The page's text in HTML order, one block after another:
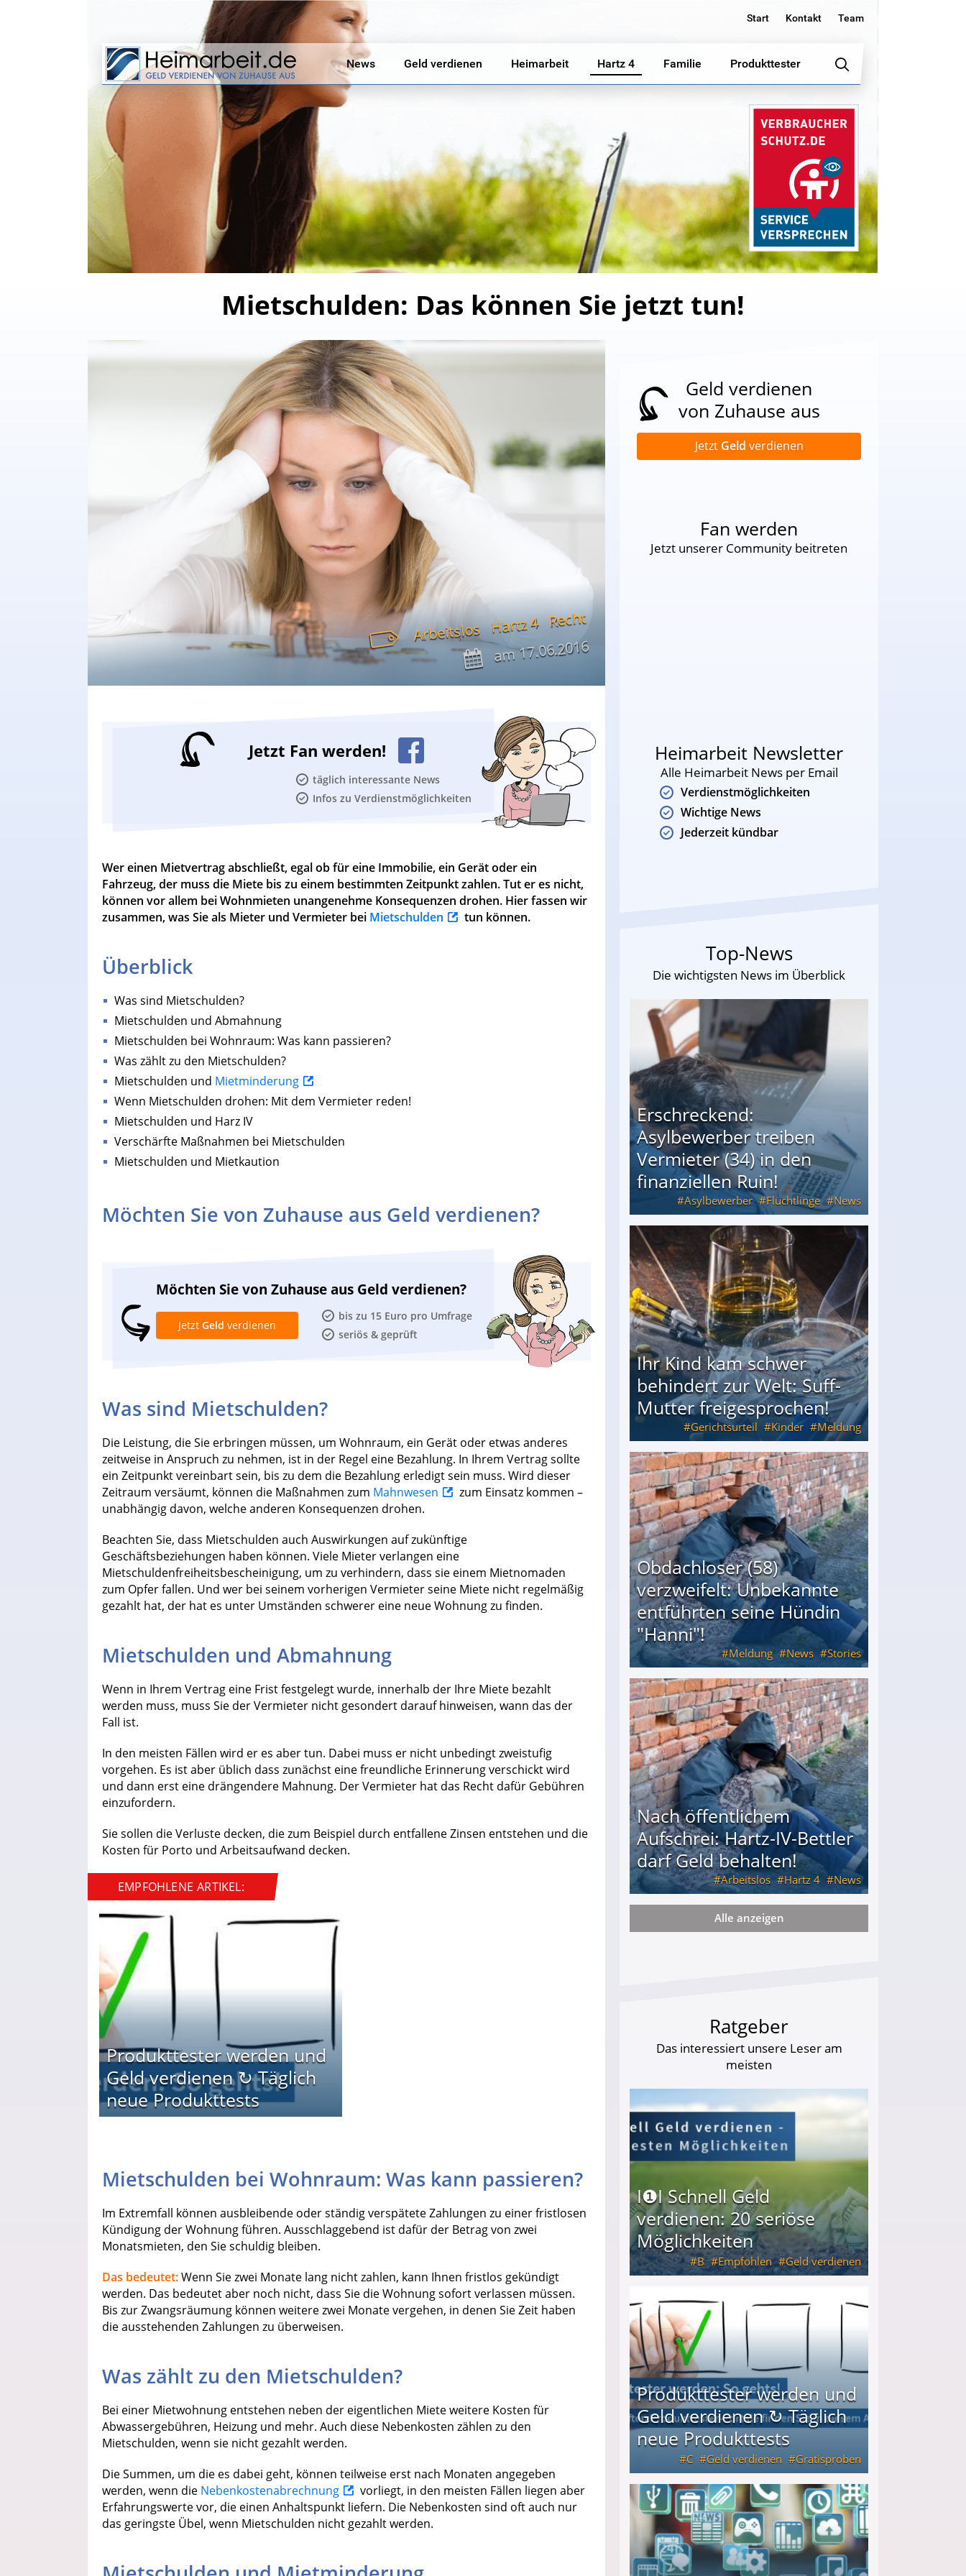
Start Kontakt Team
News Geld verdienen Heimarbeit Hartz 4 Familie Produkttester
Mietschulden: Das können Sie jetzt tun!
Arbeitslos Hartz 4 Recht
am17.06.2016
Jetzt Fan werden!
täglich interessante News
Infos zu Verdienstmöglichkeiten
Wer einen Mietvertrag abschließt, egal ob für eine Immobilie, ein Gerät oder ein
Fahrzeug, der muss die Miete bis zu einem bestimmten Zeitpunkt zahlen. Tut er es nicht,
können vor allem bei Wohnmieten unangenehme Konsequenzen drohen. Hier fassen wir
zusammen, was Sie als Mieter und Vermieter bei Mietschulden tun können.
Überblick
Was sind Mietschulden?
Mietschulden und Abmahnung
Mietschulden bei Wohnraum: Was kann passieren?
Was zählt zu den Mietschulden?
Mietschulden und Mietminderung
Wenn Mietschulden drohen: Mit dem Vermieter reden!
Mietschulden und Harz IV
Verschärfte Maßnahmen bei Mietschulden
Mietschulden und Mietkaution
Möchten Sie von Zuhause aus Geld verdienen?
Möchten Sie von Zuhause aus Geld verdienen?
bis zu 15 Euro pro Umfrage
seriös & geprüft
Jetzt Geld verdienen
Was sind Mietschulden?
Die Leistung, die Sie erbringen müssen, um Wohnraum, ein Gerät oder etwas anderes
zeitweise in Anspruch zu nehmen, ist in der Regel eine Bezahlung. In Ihrem Vertrag sollte
ein Zeitpunkt vereinbart sein, bis zu dem die Bezahlung erledigt sein muss. Wird dieser
Zeitraum versäumt, können die Maßnahmen zum Mahnwesen
zum Einsatz kommen –
unabhängig davon, welche anderen Konsequenzen drohen.
Beachten Sie, dass Mietschulden auch Auswirkungen auf zukünftige
Geschäftsbeziehungen haben können. Viele Mieter verlangen eine
Mietschuldenfreiheitsbescheinigung, um zu verhindern, dass sie einem Mietnomaden
zum Opfer fallen. Und wer bei seinem vorherigen Vermieter seine Miete nicht regelmäßig
gezahlt hat, der hat es unter Umständen schwerer eine neue Wohnung zu finden.
Mietschulden und Abmahnung
Wenn in Ihrem Vertrag eine Frist festgelegt wurde, innerhalb der Ihre Miete bezahlt
werden muss, muss Sie der Vermieter nicht gesondert darauf hinweisen, wann das der
Fall ist.
In den meisten Fällen wird er es aber tun. Dabei muss er nicht unbedingt zweistufig
vorgehen. Es ist aber üblich dass zunächst eine freundliche Erinnerung verschickt wird
und dann erst eine drängendere Mahnung. Der Vermieter hat das Recht dafür Gebühren
einzufordern.
Sie sollen die Verluste decken, die zum Beispiel durch entfallene Zinsen entstehen und die
Kosten für Porto und Arbeitsaufwand decken.
EMPFOHLENE ARTIKEL:
Produkttester werden und
Geld verdienen ↻ Täglich
neue Produkttests
Mietschulden bei Wohnraum: Was kann passieren?
Im Extremfall können ausbleibende oder ständig verspätete Zahlungen zu einer fristlosen
Kündigung der Wohnung führen. Ausschlaggebend ist dafür der Betrag von zwei
Monatsmieten, den Sie schuldig bleiben.
Das bedeutet:Wenn Sie zwei Monate lang nicht zahlen, kann Ihnen fristlos gekündigt
werden. Das bedeutet aber noch nicht, dass Sie die Wohnung sofort verlassen müssen.
Bis zur Zwangsräumung können weitere zwei Monate vergehen, in denen Sie Zeit haben
die ausstehenden Zahlungen zu überweisen.
Was zählt zu den Mietschulden?
Bei einer Mietwohnung entstehen neben der eigentlichen Miete weitere Kosten für
Abwassergebühren, Heizung und mehr. Auch diese Nebenkosten zählen zu den
Mietschulden, wenn sie nicht gezahlt werden.
Die Summen, um die es dabei geht, können teilweise erst nach Monaten angegeben
werden, wenn die Nebenkostenabrechnung
vorliegt, in den meisten Fällen liegen aber
Erfahrungswerte vor, die einen Anhaltspunkt liefern. Die Nebenkosten sind oft auch nur
das geringste Übel, wenn Mietschulden nicht gezahlt werden.
Geld verdienen
von Zuhause aus
Jetzt Geld verdienen
Fan werden
Jetzt unserer Community beitreten
Heimarbeit Newsletter
Alle Heimarbeit News per Email
Verdienstmöglichkeiten
Wichtige News
Jederzeit kündbar
Top-News
Die wichtigsten News im Überblick
Erschreckend:
Asylbewerber treiben
Vermieter (34) in den
finanziellen Ruin!
Asylbewerber Flüchtlinge News
Erschreckend: Asylbewerber treiben Vermieter (34) in den finanziellen Ruin!
Ihr Kind kam schwer
behindert zur Welt: Suff-
Mutter freigesprochen!
Gerichtsurteil Kinder Meldung
Ihr Kind kam schwer behindert zur Welt: Suff-Mutter freigesprochen!
Obdachloser (58)
verzweifelt: Unbekannte
entführten seine Hündin
"Hanni"!
Meldung News Stories
Obdachloser (58) verzweifelt: Unbekannte entführten seine Hündin "Hanni"!
Nach öffentlichem
Aufschrei: Hartz-IV-Bettler
darf Geld behalten!
Arbeitslos Hartz 4 News
Nach öffentlichem Aufschrei: Hartz-IV-Bettler darf Geld behalten!
Alle anzeigen
Ratgeber
Das interessiert unsere Leser am
meisten
I❶I Schnell Geld
verdienen: 20 seriöse
Möglichkeiten
B Empfohlen Geld verdienen
I❶I Schnell Geld verdienen: 20 seriöse Möglichkeiten
Produkttester werden und
Geld verdienen ↻ Täglich
neue Produkttests
C Geld verdienen Gratisproben
Produkttester werden und Geld verdienen ↻ Täglich neue Produkttests